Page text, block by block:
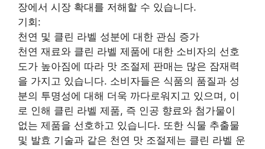
장에서 시장 확대를 저해할 수 있습니다.
기회:
천연 및 클린 라벨 성분에 대한 관심 증가
천연 재료와 클린 라벨 제품에 대한 소비자의 선호
도가 높아짐에 따라 맛 조절제 판매는 많은 잠재력
을 가지고 있습니다. 소비자들은 식품의 품질과 성
분의 투명성에 대해 더욱 까다로워지고 있으며, 이
로 인해 클린 라벨 제품, 즉 인공 향료와 첨가물이
없는 제품을 선호하고 있습니다. 또한 식물 추출물
및 발효 기술과 같은 천연 맛 조절제는 클린 라벨 운